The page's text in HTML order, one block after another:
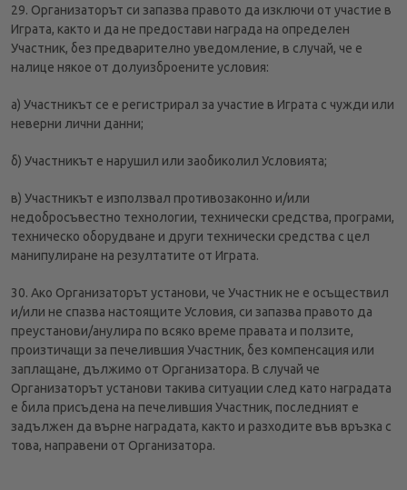
29. Организаторът си запазва правото да изключи от участие в
Играта, както и да не предостави награда на определен
Участник, без предварително уведомление, в случай, че е
налице някое от долуизброените условия:
а) Участникът се е регистрирал за участие в Играта с чужди или
неверни лични данни;
б) Участникът е нарушил или заобиколил Условията;
в) Участникът е използвал противозаконно и/или
недобросъвестно технологии, технически средства, програми,
техническо оборудване и други технически средства с цел
манипулиране на резултатите от Играта.
30. Ако Организаторът установи, че Участник не е осъществил
и/или не спазва настоящите Условия, си запазва правото да
преустанови/анулира по всяко време правата и ползите,
произтичащи за печелившия Участник, без компенсация или
заплащане, дължимо от Организатора. В случай че
Организаторът установи такива ситуации след като наградата
е била присъдена на печелившия Участник, последният е
задължен да върне наградата, както и разходите във връзка с
това, направени от Организатора.